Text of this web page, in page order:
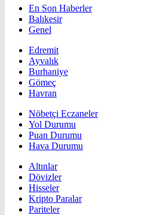
En Son Haberler
Balıkesir
Genel
Edremit
Ayvalık
Burhaniye
Gömeç
Havran
Nöbetçi Eczaneler
Yol Durumu
Puan Durumu
Hava Durumu
Altınlar
Dövizler
Hisseler
Kripto Paralar
Pariteler